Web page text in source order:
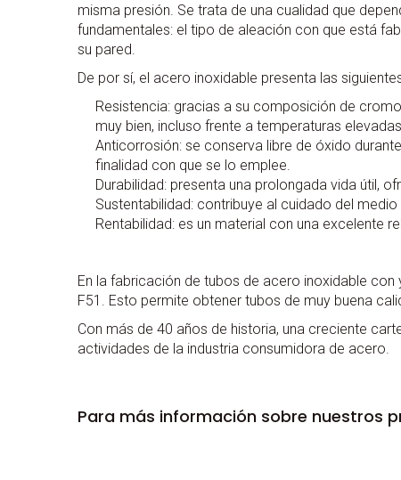
misma presión. Se trata de una cualidad que
fundamentales: el tipo de aleación con que está
su pared.
De por sí, el acero inoxidable presenta las
Resistencia: gracias a su composición de
muy bien, incluso frente a temperaturas
Anticorrosión: se conserva libre de óxido
finalidad con que se lo emplee.
Durabilidad: presenta una prolongada vida útil,
Sustentabilidad: contribuye al cuidado del
Rentabilidad: es un material con una excelente
En la fabricación de tubos de acero inoxidable
F51. Esto permite obtener tubos de muy buena
Con más de 40 años de historia, una creciente
actividades de la industria consumidora de acero.
Para más información sobre nuestros